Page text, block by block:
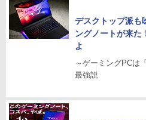
デスクトップ派も
ングノートが来た
よ
～ゲーミングPCは
最強説